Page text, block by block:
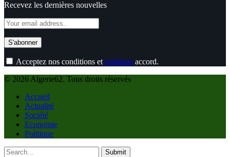
Recevez les dernières nouvelles
Acceptez nos conditions et politique accord.
© 2026 Algerie62. Tous droits réservés
Accueil
Actualité
Société
Economie
Politique
Submit